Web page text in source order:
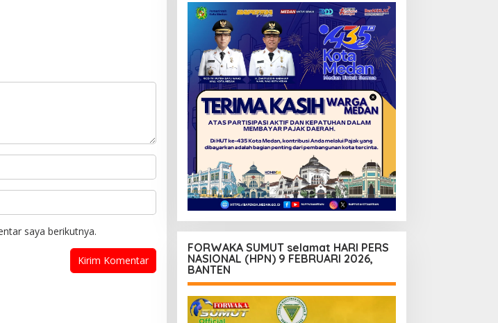
saya berikutnya.
FORWAKA SUMUT selamat HARI PERS
NASIONAL (HPN) 9 FEBRUARI 2026,
BANTEN